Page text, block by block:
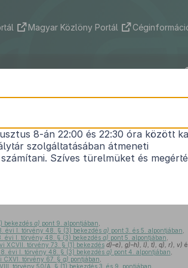
Magyar Közlöny Portál
(III. 3.) Korm. rendelet
miniszter feladatkörébe tartozó
Törvénykönyv
1
bekezdés a) pont 9. alpontjában
évi I. törvény 48. § (3) bekezdés a) pont 3. és 5. alpontjában
évi I. törvény 48. § (3) bekezdés a) pont 5. alpontjában
XCVII. törvény 73. § (1) bekezdés d)–e), g)–h), l), t), q), r), v)
évi I. törvény 48. § (3) bekezdés a) pont 4. alpontjában
CXVI. törvény 67. § g) pontjában
törvény 50/A. § (1) bekezdés 3. és 9. pontjában
8-án 22:00 és 22:30 óra között
szolgáltatásában átmeneti
Szíves türelmüket és